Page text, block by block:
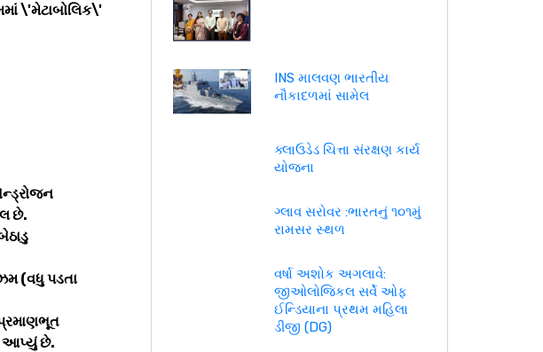
\'મેટાબોલિક\'
છે.
(વધુ પડતા
આપ્યું છે.
INS માલવણ ભારતીય
નૌકાદળમાં સામેલ
ક્લાઉડેડ ચિત્તા સંરક્ષણ કાર્ય
યોજના
ગ્લાવ સરોવર :ભારતનું ૧૦૧મું
રામસર સ્થળ
વર્ષા અશોક અગલાવે:
જીઓલોજિકલ સર્વે ઓફ
ઈન્ડિયાના પ્રથમ મહિલા
ડીજી (DG)